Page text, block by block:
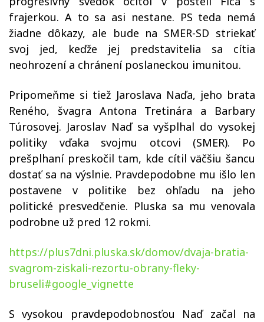
frajerkou. A to sa asi nestane. PS teda nemá
žiadne dôkazy, ale bude na SMER-SD striekať
svoj jed, keďže jej predstavitelia sa cítia
neohrození a chránení poslaneckou imunitou.
Pripomeňme si tiež Jaroslava Naďa, jeho brata
Reného, švagra Antona Tretinára a Barbary
Túrosovej. Jaroslav Naď sa vyšplhal do vysokej
politiky vďaka svojmu otcovi (SMER). Po
prešplhaní preskočil tam, kde cítil väčšiu šancu
dostať sa na výslnie. Pravdepodobne mu išlo len
postavene v politike bez ohľadu na jeho
politické presvedčenie. Pluska sa mu venovala
podrobne už pred 12 rokmi.
https://plus7dni.pluska.sk/domov/dvaja-bratia-
svagrom-ziskali-rezortu-obrany-fleky-
bruseli#google_vignette
S vysokou pravdepodobnosťou Naď začal na